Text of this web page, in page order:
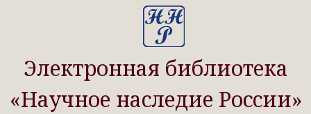
Электронная библиотека
«Научное наследие России»